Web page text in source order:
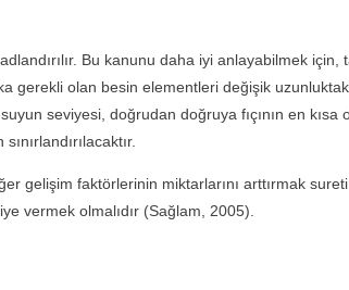
Bu kanunu daha iyi anlayabilmek için,
gerekli olan besin elementleri değişik
seviyesi, doğrudan doğruya fıçının en kısa
faktörlerinin miktarlarını arttırmak sureti
vermek olmalıdır (Sağlam, 2005).